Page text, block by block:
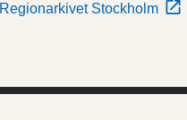
Regionarkivet Stockholm